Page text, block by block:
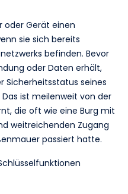
oder Gerät einen
sie sich bereits
befinden. Bevor
oder Daten erhält,
Sicherheitsstatus seines
ist meilenweit von der
die oft wie eine Burg mit
weitreichenden Zugang
passiert hatte.